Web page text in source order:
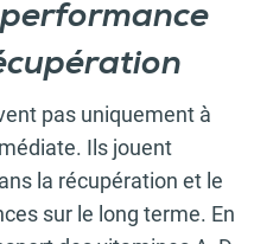
pas uniquement à
Ils jouent
la récupération et le
sur le long terme. En